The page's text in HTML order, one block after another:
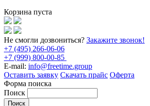
Корзина пуста
Не смогли дозвониться? Закажите звонок!
+7 (495) 266-06-06
+7 (999) 800-00-85
E-mail: info@freetime.group
Оставить заявку Скачать прайс Оферта
Форма поиска
Поиск